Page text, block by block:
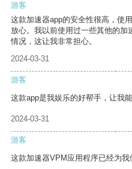
游客
这款加速器app的安全性很高，使
放心。我以前使用过一些其他的加
情况，这让我非常担心。
2024-03-31
游客
这款app是我娱乐的好帮手，让我
2024-03-31
游客
这款加速器VPM应用程序已经为我